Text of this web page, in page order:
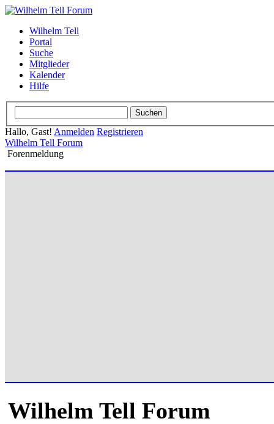
Wilhelm Tell
Portal
Suche
Mitglieder
Kalender
Hilfe
Hallo, Gast! Anmelden Registrieren
Wilhelm Tell Forum
Forenmeldung
Wilhelm Tell Forum